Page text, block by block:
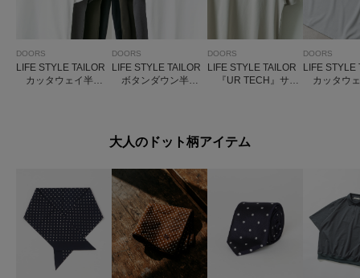
DOORS
LIFE STYLE TAILOR
カッタウェイ半袖
DOORS
LIFE STYLE TAILOR
ボタンダウン半袖
DOORS
LIFE STYLE TAILOR
『UR TECH』サマ
DOORS
LIFE STYLE
カッタウ
大人のドット柄アイテム